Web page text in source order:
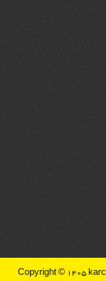
Copyright © 1405